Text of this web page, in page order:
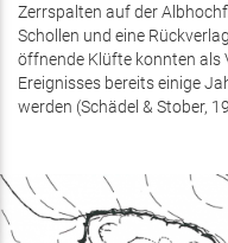
Zerrspalten auf der
Schollen und eine
öffnende Klüfte konnten als
Ereignisses bereits einige
werden (Schädel & Stober,